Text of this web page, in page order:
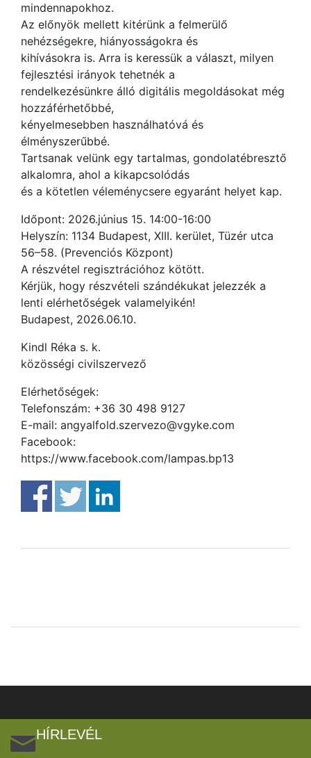
mindennapokhoz.
Az előnyök mellett kitérünk a felmerülő
nehézségekre, hiányosságokra és
kihívásokra is. Arra is keressük a választ, milyen
fejlesztési irányok tehetnék a
rendelkezésünkre álló digitális megoldásokat még
hozzáférhetőbbé,
kényelmesebben használhatóvá és
élményszerűbbé.
Tartsanak velünk egy tartalmas, gondolatébresztő
alkalomra, ahol a kikapcsolódás
és a kötetlen véleménycsere egyaránt helyet kap.
Időpont: 2026.június 15. 14:00-16:00
Helyszín: 1134 Budapest, XIII. kerület, Tüzér utca
56–58. (Prevenciós Központ)
A részvétel regisztrációhoz kötött.
Kérjük, hogy részvételi szándékukat jelezzék a
lenti elérhetőségek valamelyikén!
Budapest, 2026.06.10.
Kindl Réka s. k.
közösségi civilszervező
Elérhetőségek:
Telefonszám: +36 30 498 9127
E-mail: angyalfold.szervezo@vgyke.com
Facebook:
https://www.facebook.com/lampas.bp13
HÍRLEVÉL